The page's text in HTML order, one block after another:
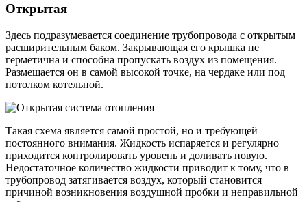
Открытая
Здесь подразумевается соединение трубопровода с открытым
расширительным баком. Закрывающая его крышка не
герметична и способна пропускать воздух из помещения.
Размещается он в самой высокой точке, на чердаке или под
потолком котельной.
Такая схема является самой простой, но и требующей
постоянного внимания. Жидкость испаряется и регулярно
приходится контролировать уровень и доливать новую.
Недостаточное количество жидкости приводит к тому, что в
трубопровод затягивается воздух, который становится
причиной возникновения воздушной пробки и неправильной